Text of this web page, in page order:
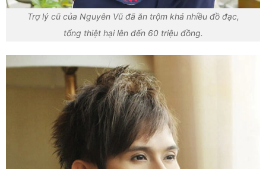
Trợ lý cũ của Nguyên Vũ đã ăn trộm khá nhiều đồ đạc,
tổng thiệt hại lên đến 60 triệu đồng.